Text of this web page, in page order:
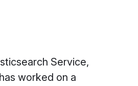
Service,
worked on a